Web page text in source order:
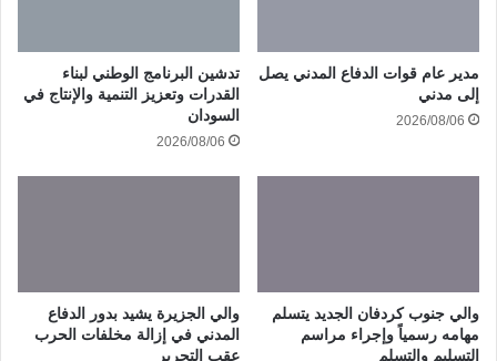
مدير عام قوات الدفاع المدني يصل
إلى مدني
2026/08/06
تدشين البرنامج الوطني لبناء
القدرات وتعزيز التنمية والإنتاج في
السودان
2026/08/06
والي جنوب كردفان الجديد يتسلم
مهامه رسمياً وإجراء مراسم
التسليم والتسلم
والي الجزيرة يشيد بدور الدفاع
المدني في إزالة مخلفات الحرب
عقب التحرير